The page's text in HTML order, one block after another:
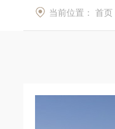
当前位置：首页